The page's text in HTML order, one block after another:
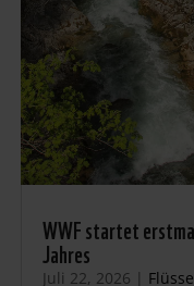
WWF startet
Jahres
Juli 22, 2026 | Flüsse